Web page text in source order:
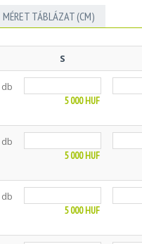
MÉRET TÁBLÁZAT (CM)
S
5 000HUF
5 000HUF
5 000HUF